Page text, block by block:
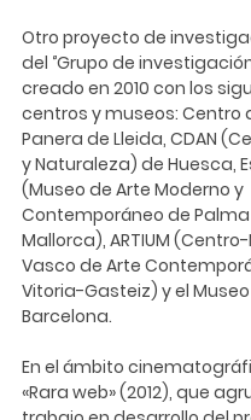
Otro proyecto de
del ‘’Grupo de
creado en 2010 con los
centros y museos: Centro
Panera de Lleida, CDAN
y Naturaleza) de Huesca,
(Museo de Arte Moderno y
Contemporáneo de
Mallorca), ARTIUM (Centro-
Vasco de Arte
Vitoria-Gasteiz) y el
Barcelona.
En el ámbito
«Rara web» (2012), que